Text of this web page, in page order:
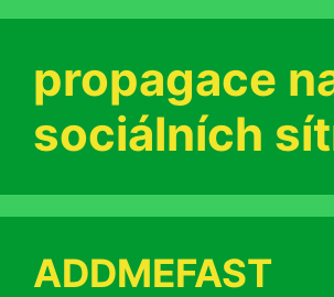
propagace
sociálních
ADDMEFAST